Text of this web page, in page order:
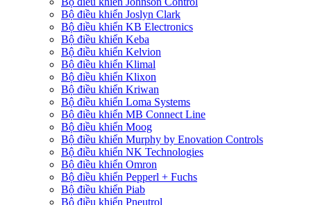
Bộ điều khiển Joslyn Clark
Bộ điều khiển KB Electronics
Bộ điều khiển Keba
Bộ điều khiển Kelvion
Bộ điều khiển Klimal
Bộ điều khiển Klixon
Bộ điều khiển Kriwan
Bộ điều khiển Loma Systems
Bộ điều khiển MB Connect Line
Bộ điều khiển Moog
Bộ điều khiển Murphy by Enovation Controls
Bộ điều khiển NK Technologies
Bộ điều khiển Omron
Bộ điều khiển Pepperl + Fuchs
Bộ điều khiển Piab
Bộ điều khiển Pneutrol